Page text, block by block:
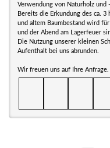
Verwendung von Naturholz und
Bereits die Erkundung des ca.
und altem Baumbestand wird
und der Abend am Lagerfeuer
Die Nutzung unserer kleinen
Aufenthalt bei uns abrunden.
Wir freuen uns auf Ihre Anfrage.